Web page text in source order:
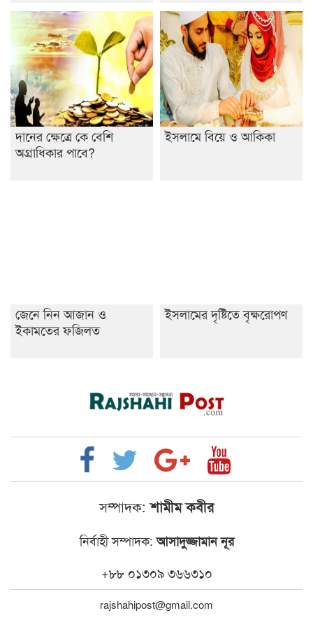
দানের ক্ষেত্রে কে বেশি
অগ্রাধিকার পাবে?
ইসলামে বিয়ে ও আকিকা
জেনে নিন আজান ও
ইকামতের ফজিলত
ইসলামের দৃষ্টিতে বৃক্ষরোপণ
সম্পাদক: শামীম কবীর
নির্বাহী সম্পাদক:আসাদুজ্জামান নূর
+৮৮ ০১৩০৯ ৩৬৬৩১০
rajshahipost@gmail.com